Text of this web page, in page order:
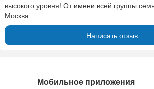
высокого уровня! От имени всей группы
Москва
Написать отзыв
Мобильное приложения